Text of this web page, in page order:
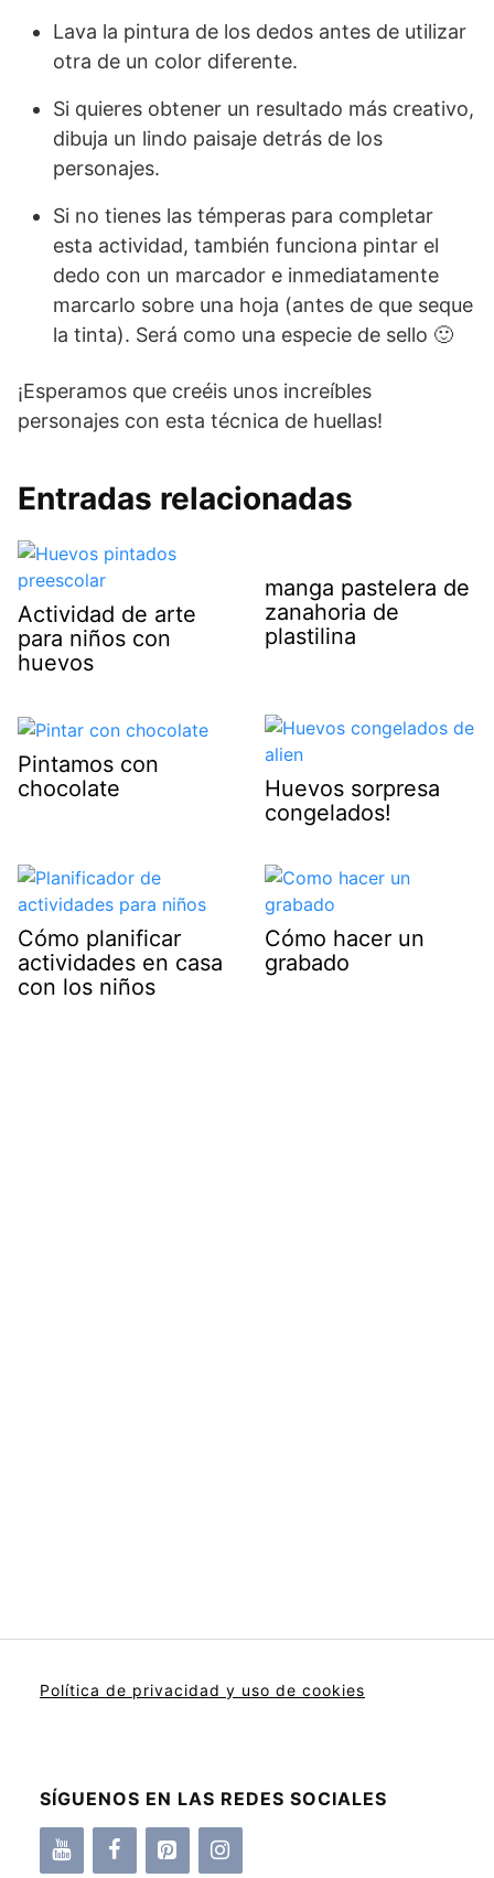
Lava la pintura de los dedos antes de utilizar
otra de un color diferente.
Si quieres obtener un resultado más creativo,
dibuja un lindo paisaje detrás de los
personajes.
Si no tienes las témperas para completar
esta actividad, también funciona pintar el
dedo con un marcador e inmediatamente
marcarlo sobre una hoja (antes de que seque
la tinta). Será como una especie de sello 🙂
¡Esperamos que creéis unos increíbles
personajes con esta técnica de huellas!
Entradas relacionadas
Actividad de arte
para niños con
huevos
manga pastelera de
zanahoria de
plastilina
Pintamos con
chocolate
Huevos sorpresa
congelados!
Cómo planificar
actividades en casa
con los niños
Cómo hacer un
grabado
Política de privacidad y uso de cookies
SÍGUENOS EN LAS REDES SOCIALES